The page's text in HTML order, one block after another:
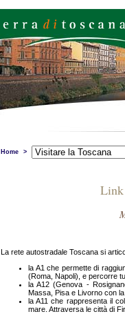
Home >
La rete autostradale Toscana si
la A1 che permette di
(Roma, Napoli), e percorre
la A12 (Genova -
Massa, Pisa e Livorno con
la A11 che rappresenta il
mare. Attraversa le città di